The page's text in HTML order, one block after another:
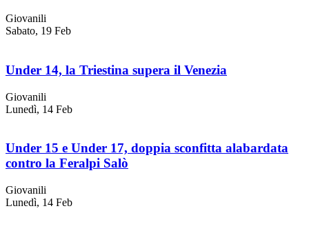
Giovanili
Sabato, 19 Feb
Under 14, la Triestina supera il Venezia
Giovanili
Lunedì, 14 Feb
Under 15 e Under 17, doppia sconfitta alabardata
contro la Feralpi Salò
Giovanili
Lunedì, 14 Feb